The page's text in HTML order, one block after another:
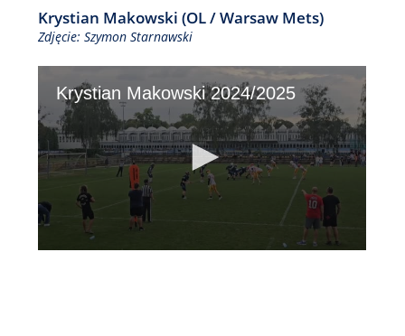
Krystian Makowski (OL / Warsaw Mets)
Zdjęcie: Szymon Starnawski